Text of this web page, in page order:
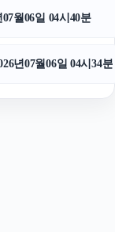
월06일 04시40분
년07월06일 04시34분